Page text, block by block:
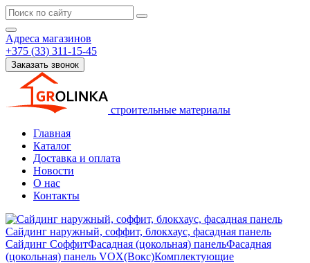
Адреса магазинов
+375 (33) 311-15-45
Заказать звонок
строительные материалы
Главная
Каталог
Доставка и оплата
Новости
О нас
Контакты
Сайдинг наружный, соффит, блокхаус, фасадная панель
Сайдинг СоффитФасадная (цокольная) панельФасадная
(цокольная) панель VOX(Вокс)Комплектующие